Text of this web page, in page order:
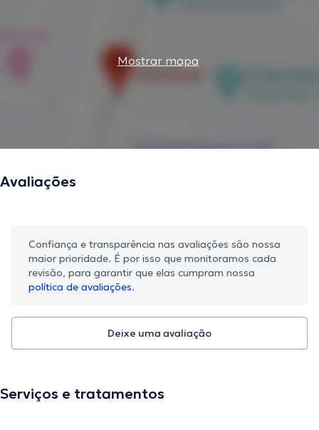
Mostrar mapa
Avaliações
Confiança e transparência nas avaliações são nossa
maior prioridade. É por isso que monitoramos cada
revisão, para garantir que elas cumpram nossa
política de avaliações.
Deixe uma avaliação
Serviços e tratamentos